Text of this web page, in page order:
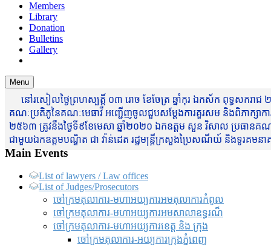
Members
Library
Donation
Bulletins
Gallery
Menu
នៅរសៀលថ្ងៃព្រហស្បត្តិ៍ ០៣ រោច ខែចែត្រ ឆ្នាំកុរ ឯកស័ក ពុទ្ធសករាជ
គណៈប្រតិភូនៃគណៈមេធាវី អញ្ជើញចូលជួបសម្តែងការគួរសម និងពិភាក្សាកា
២៥៦៣ ត្រូវនឹងថ្ងៃទី៩ខែមេសា ឆ្នាំ២០២០ ឯកឧត្តម សួន វិសាល ប្រធានគណ
ជាមួយឯកឧត្តមបណ្ឌិត ជា វ៉ាន់ដេត រដ្ឋមន្រ្តីក្រសួងប្រៃសណីយ៍ និងទូរគ
Main Events
List of lawyers / Law offices
List of Judges/Prosecutors
ចៅក្រមតុលាការ-មហាអយ្យការអមតុលាការកំពូល
ចៅក្រមតុលាការ-មហាអយ្យការអមសាលាឧទ្ធរណ៏
ចៅក្រមតុលាការ-មហាអយ្យការខេត្ត និង ក្រុង
ចៅក្រមតុលាការ-អយ្យការក្រុងភ្នំពេញ